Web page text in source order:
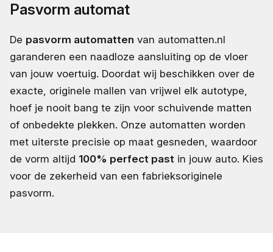
Pasvorm automat
De pasvorm automatten van automatten.nl
garanderen een naadloze aansluiting op de vloer
van jouw voertuig. Doordat wij beschikken over de
exacte, originele mallen van vrijwel elk autotype,
hoef je nooit bang te zijn voor schuivende matten
of onbedekte plekken. Onze automatten worden
met uiterste precisie op maat gesneden, waardoor
de vorm altijd 100% perfect past in jouw auto. Kies
voor de zekerheid van een fabrieksoriginele
pasvorm.